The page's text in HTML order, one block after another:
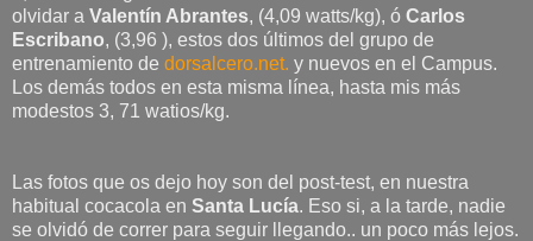
olvidar a Valentín Abrantes, (4,09 watts/kg), ó Carlos
Escribano, (3,96 ), estos dos últimos del grupo de
entrenamiento de dorsalcero.net. y nuevos en el Campus.
Los demás todos en esta misma línea, hasta mis más
modestos 3, 71 watios/kg.
Las fotos que os dejo hoy son del post-test, en nuestra
habitual cocacola en Santa Lucía. Eso si, a la tarde, nadie
se olvidó de correr para seguir llegando.. un poco más lejos.